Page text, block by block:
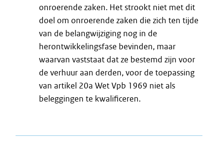
onroerende zaken. Het strookt niet met dit
doel om onroerende zaken die zich ten tijde
van de belangwijziging nog in de
herontwikkelingsfase bevinden, maar
waarvan vaststaat dat ze bestemd zijn voor
de verhuur aan derden, voor de toepassing
van artikel 20a Wet Vpb 1969 niet als
beleggingen te kwalificeren.